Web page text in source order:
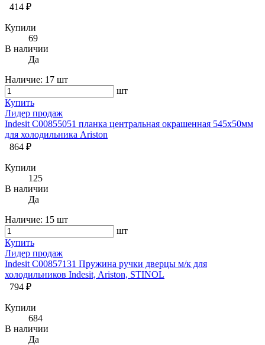
414 ₽
Купили
69
В наличии
Да
Наличие: 17 шт
шт
Купить
Лидер продаж
Indesit C00855051 планка центральная окрашенная 545x50мм
для холодильника Ariston
864 ₽
Купили
125
В наличии
Да
Наличие: 15 шт
шт
Купить
Лидер продаж
Indesit C00857131 Пружина ручки дверцы м/к для
холодильников Indesit, Ariston, STINOL
794 ₽
Купили
684
В наличии
Да